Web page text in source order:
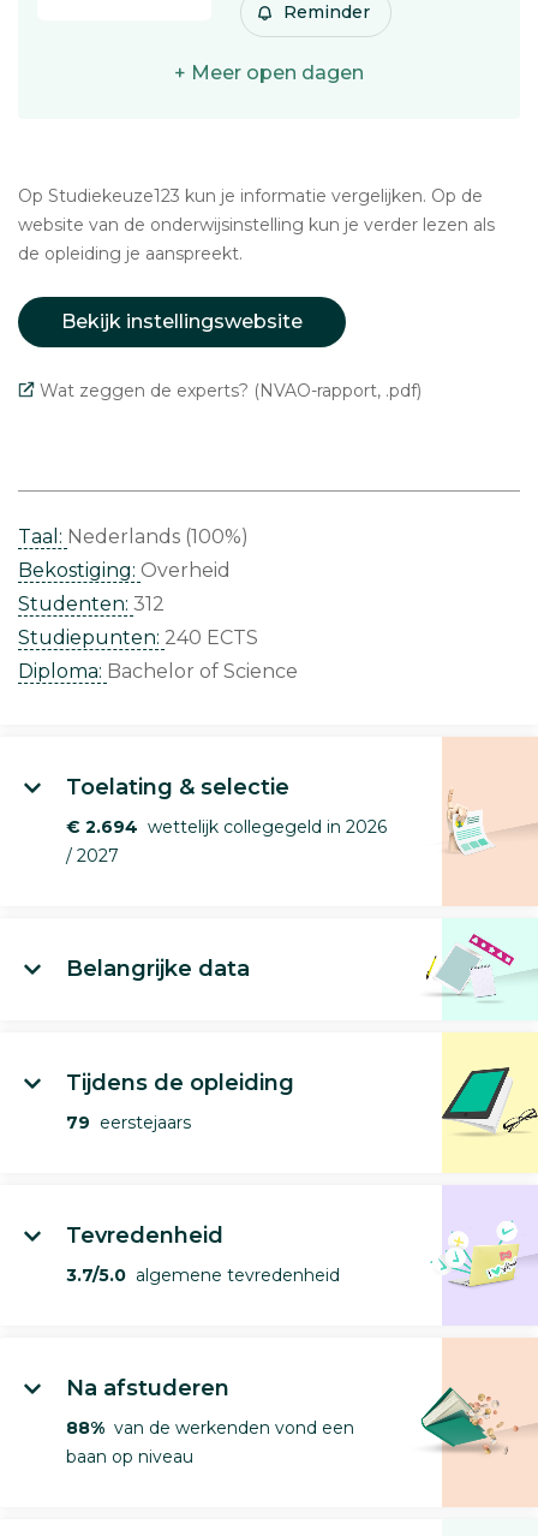
Reminder
+ Meer open dagen
Op Studiekeuze123 kun je informatie vergelijken. Op de
website van de onderwijsinstelling kun je verder lezen als
de opleiding je aanspreekt.
Bekijk instellingswebsite
Wat zeggen de experts? (NVAO-rapport, .pdf)
Taal: Nederlands (100%)
Bekostiging: Overheid
Studenten: 312
Studiepunten: 240 ECTS
Diploma: Bachelor of Science
Toelating & selectie
€ 2.694 wettelijk collegegeld in 2026
/ 2027
Belangrijke data
Tijdens de opleiding
79 eerstejaars
Tevredenheid
3.7/5.0 algemene tevredenheid
Na afstuderen
88% van de werkenden vond een
baan op niveau